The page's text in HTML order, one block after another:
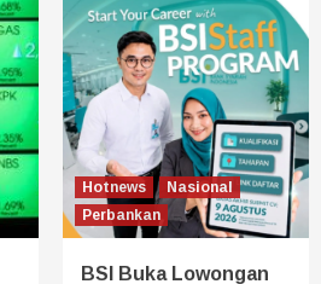
Hotnews
Nasional
Perbankan
BSI Buka Lowongan